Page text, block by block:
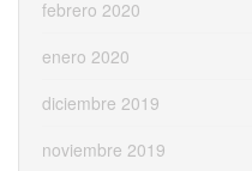
febrero 2020
enero 2020
diciembre 2019
noviembre 2019